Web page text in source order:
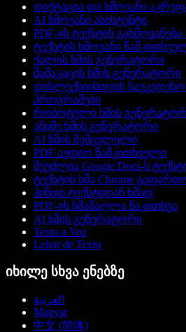
დიქტაცია და ხმოვანი
AI ხმოვანი ასისტენტი
PDF-ის ტექსტის გახმოვანება
ტექსტის ხმოვანი
ქალის ხმის გენერატორი
მამაკაცის ხმის გენერატორი
დისლექსიისთვის
პროგრამები
რობოტული ხმის
ანიმე ხმის გენერატორი
AI ხმის შემცვლელი
PDF აუდიო წამკითხველი
შეუძლია Google Docs-ს
ტექსტის ხმა Chrome
ჰინდი ტექსტიდან ხმად
PDF-ის ხმამაღლა წაკითხვა
AI ხმის გენერატორი
Texto a Voz
Leitor de Texto
იხილე სხვა ენებზე
العربية
Magyar
中文 (简体)